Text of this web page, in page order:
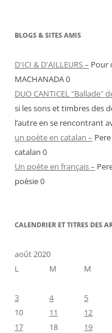
BLOGS & SITES AMIS
D'ICI & D'AILLEURS – Pour
MACHANADA 0
DUO CANTICEL "Ballade"
si les sons et timbres des
l’autre en se rencontrant
un poète en catalan –
catalan 0
Un poète en français –
poèsie 0
CALENDRIER ET TITRES DES
août 2020
L
M M
3
4 5
10
11 12
17
18 19